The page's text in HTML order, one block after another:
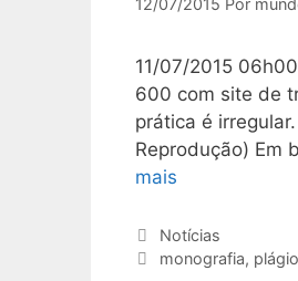
12/07/2015 Por
11/07/2015
600 com site de
prática é
Reprodução) Em
mais
Categorias
Notícias
Tags
monografia, plágio